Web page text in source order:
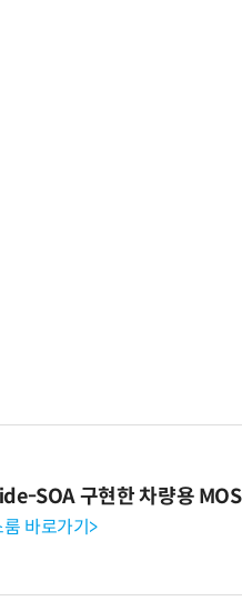
SOA 구현한 차량용
바로가기>